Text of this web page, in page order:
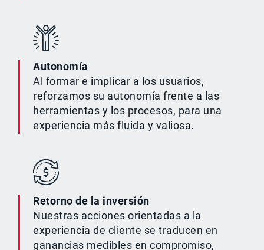
Autonomía
Al formar e implicar a los usuarios,
reforzamos su autonomía frente a las
herramientas y los procesos, para una
experiencia más fluida y valiosa.
Retorno de la inversión
Nuestras acciones orientadas a la
experiencia de cliente se traducen en
ganancias medibles en compromiso,